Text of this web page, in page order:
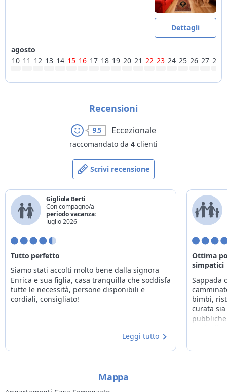
Dettagli
agosto
10 11 12 13 14 15 16 17 18 19 20 21 22 23 24 25 26 27 28
Recensioni
9.5 Eccezionale
raccomandato da 4 clienti
Scrivi recensione
Gigliola Berti
Con compagno/a
periodo vacanza:
luglio 2026
Tutto perfetto
Siamo stati accolti molto bene dalla signora
Enrica e sua figlia, casa tranquilla che soddisfa
tutte le necessità, persone disponibili e
cordiali, consigliato!
Leggi tutto
Ottima
simpatici
Sappada
bimbi,
curata
Mappa